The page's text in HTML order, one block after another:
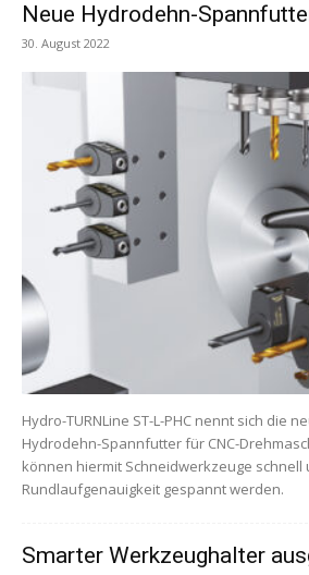
Neue Hydrodehn-
30. August 2022
Hydro-TURNLine ST-L-PHC nennt sich die
Hydrodehn-Spannfutter für CNC-
können hiermit Schneidwerkzeuge schnell
Rundlaufgenauigkeit gespannt werden.
Smarter Werkzeughalter